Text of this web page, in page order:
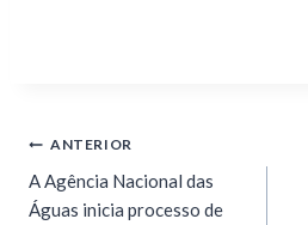
ANTERIOR
A Agência Nacional das
Águas inicia processo de